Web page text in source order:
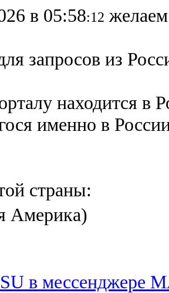
в 05:58:12
запросов из
находится в
именно в
страны:
Америка)
в мессенджере